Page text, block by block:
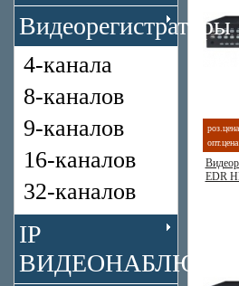
Видеорегистраторы
4-канала
8-каналов
9-каналов
16-каналов
32-каналов
IP
опт.цена:
EDR